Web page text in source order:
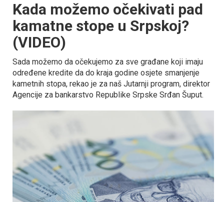
Kada možemo očekivati pad
kamatne stope u Srpskoj?
(VIDEO)
Sada možemo da očekujemo za sve građane koji imaju
određene kredite da do kraja godine osjete smanjenje
kametnih stopa, rekao je za naš Јutarnji program, direktor
Agencije za bankarstvo Republike Srpske Srđan Šuput.